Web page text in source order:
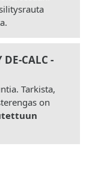
CALC -
Tarkista,
on